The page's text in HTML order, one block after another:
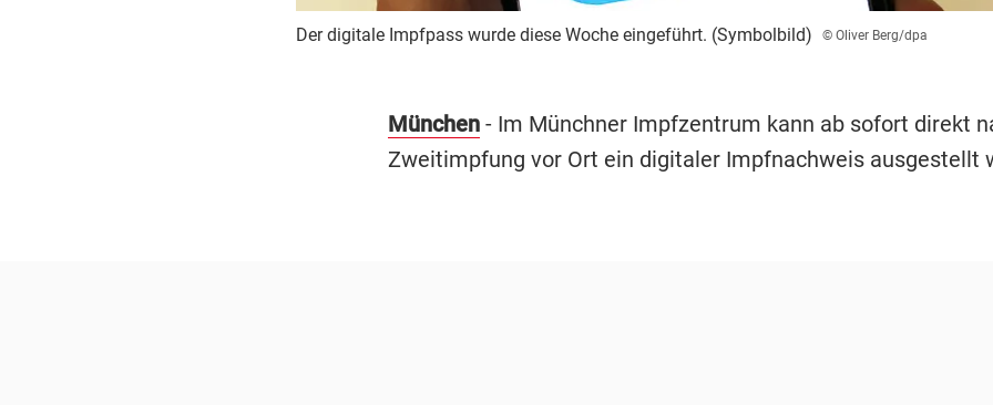
Der digitale Impfpass wurde diese Woche eingeführt. (Symbolbild) © Oliver Berg/dpa
München- Im Münchner Impfzentrum kann ab sofort direkt
Zweitimpfung vor Ort ein digitaler Impfnachweis ausgestellt